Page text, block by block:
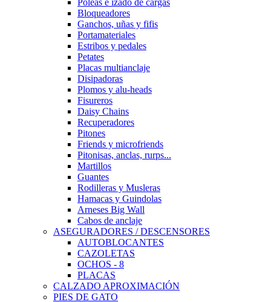
Poleas e izado de cargas
Bloqueadores
Ganchos, uñas y fifis
Portamateriales
Estribos y pedales
Petates
Placas multianclaje
Disipadoras
Plomos y alu-heads
Fisureros
Daisy Chains
Recuperadores
Pitones
Friends y microfriends
Pitonisas, anclas, rurps...
Martillos
Guantes
Rodilleras y Musleras
Hamacas y Guindolas
Arneses Big Wall
Cabos de anclaje
ASEGURADORES / DESCENSORES
AUTOBLOCANTES
CAZOLETAS
OCHOS - 8
PLACAS
CALZADO APROXIMACIÓN
PIES DE GATO